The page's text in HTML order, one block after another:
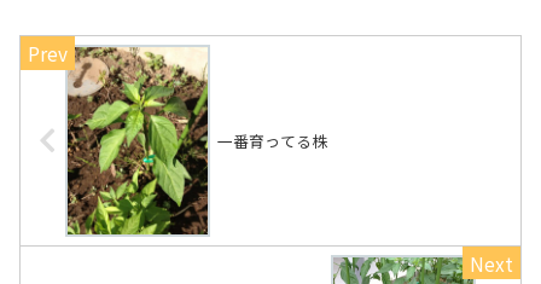
一番育ってる株